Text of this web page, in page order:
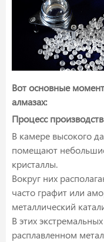
Вот основные
алмазах:
Процесс
В камере высокого
помещают
кристаллы.
Вокруг них
часто графит или
металлический
В этих
расплавленном